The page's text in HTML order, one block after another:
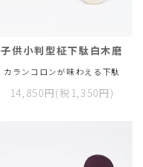
子供小判型柾下駄白木磨
カランコロンが味わえる下駄
14,850円(税1,350円)